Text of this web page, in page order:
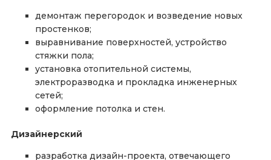
демонтаж перегородок и возведение новых
простенков;
выравнивание поверхностей, устройство
стяжки пола;
установка отопительной системы,
электроразводка и прокладка инженерных
сетей;
оформление потолка и стен.
Дизайнерский
разработка дизайн-проекта, отвечающего